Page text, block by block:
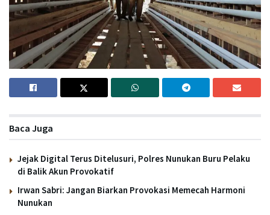
Baca Juga
Jejak Digital Terus Ditelusuri, Polres Nunukan Buru Pelaku
di Balik Akun Provokatif
Irwan Sabri: Jangan Biarkan Provokasi Memecah Harmoni
Nunukan